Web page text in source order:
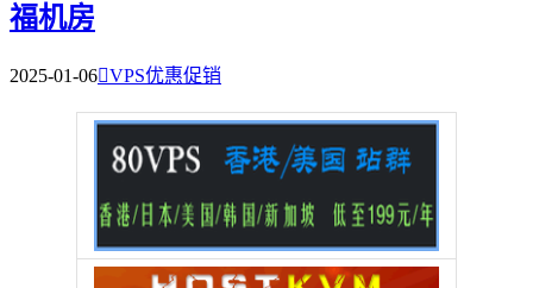
福机房
2025-01-06VPS优惠促销